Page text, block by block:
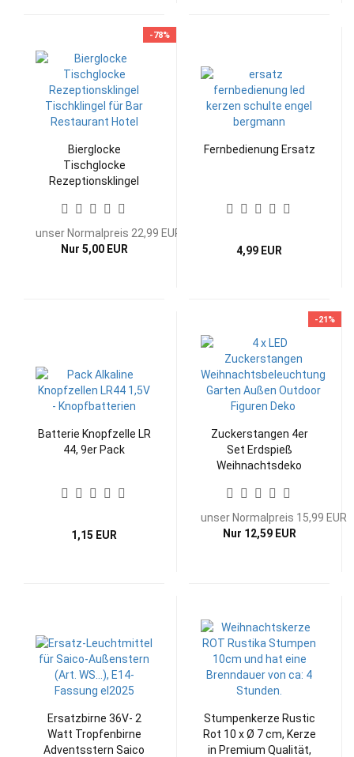
-78%
Bierglocke
Tischglocke
Rezeptionsklingel
Restaurant Hotel
unser Normalpreis 22,99 EUR
Nur 5,00 EUR
Fernbedienung Ersatz
4,99 EUR
Batterie Knopfzelle LR
44, 9er Pack
1,15 EUR
-21%
Zuckerstangen 4er
Set Erdspieß
Weihnachtsdeko
unser Normalpreis 15,99 EUR
Nur 12,59 EUR
Ersatzbirne 36V- 2
Watt Tropfenbirne
Adventsstern Saico
Stumpenkerze Rustic
Rot 10 x Ø 7 cm, Kerze
in Premium Qualität,